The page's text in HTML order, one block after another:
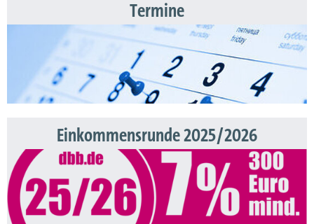
Termine
Einkommensrunde 2025/2026